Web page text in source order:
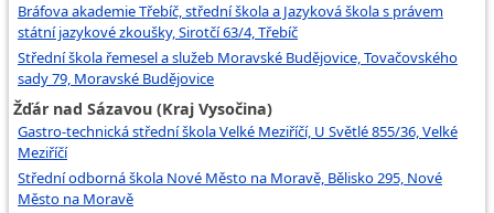
Bráfova akademie Třebíč, střední škola a Jazyková škola s právem
státní jazykové zkoušky, Sirotčí 63/4, Třebíč
Střední škola řemesel a služeb Moravské Budějovice, Tovačovského
sady 79, Moravské Budějovice
Žďár nad Sázavou (Kraj Vysočina)
Gastro-technická střední škola Velké Meziříčí, U Světlé 855/36, Velké
Meziříčí
Střední odborná škola Nové Město na Moravě, Bělisko 295, Nové
Město na Moravě